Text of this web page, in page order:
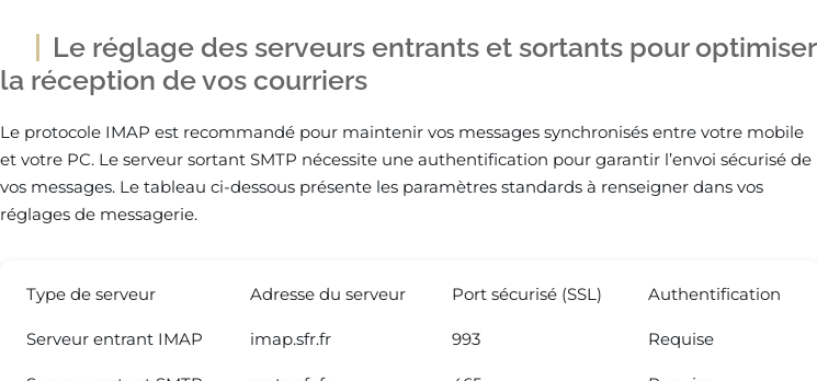
Le réglage des serveurs entrants et sortants pour optimiser
la réception de vos courriers
Le protocole IMAP est recommandé pour maintenir vos messages synchronisés entre votre mobile
et votre PC. Le serveur sortant SMTP nécessite une authentification pour garantir l’envoi sécurisé de
vos messages. Le tableau ci-dessous présente les paramètres standards à renseigner dans vos
réglages de messagerie.
Type de serveur Adresse du serveur Port sécurisé (SSL) Authentification
Serveur entrant IMAP imap.sfr.fr 993 Requise